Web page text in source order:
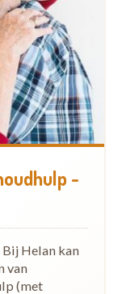
-
Helan kan
van
(met